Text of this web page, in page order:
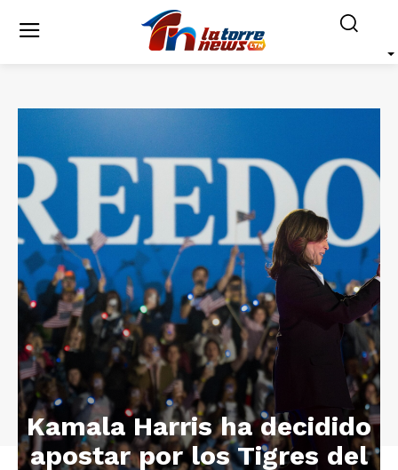
Kamala Harris ha decidido
apostar por los Tigres del